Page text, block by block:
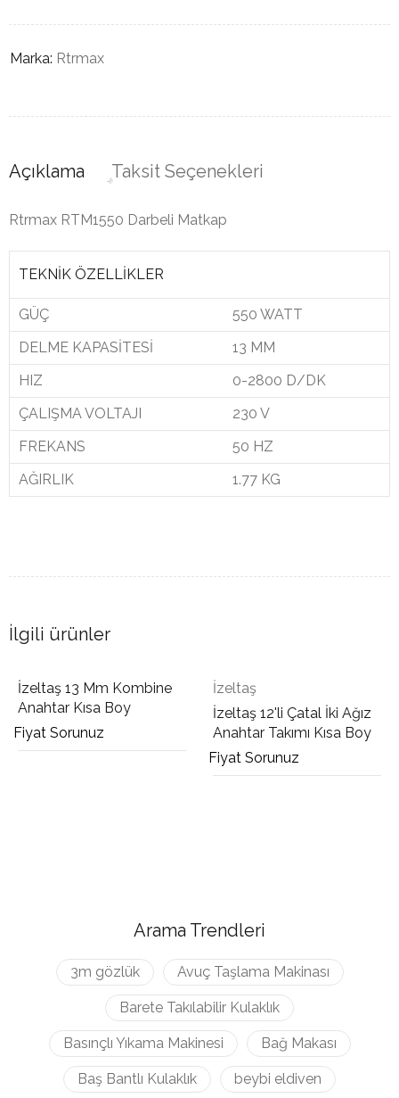
Marka: Rtrmax
Açıklama Taksit Seçenekleri
Rtrmax RTM1550 Darbeli Matkap
TEKNİK ÖZELLİKLER
GÜÇ
550 WATT
DELME KAPASİTESİ
13 MM
HIZ
0-2800 D/DK
ÇALIŞMA VOLTAJI
230 V
FREKANS
50 HZ
AĞIRLIK
1.77 KG
İlgili ürünler
İzeltaş 13 Mm Kombine
Anahtar Kısa Boy
Fiyat Sorunuz
İzeltaş
İzeltaş 12'li Çatal İki Ağız
Anahtar Takımı Kısa Boy
Fiyat Sorunuz
Arama Trendleri
3m gözlük Avuç Taşlama Makinası
Barete Takılabilir Kulaklık
Basınçlı Yıkama Makinesi Bağ Makası
Baş Bantlı Kulaklık beybi eldiven